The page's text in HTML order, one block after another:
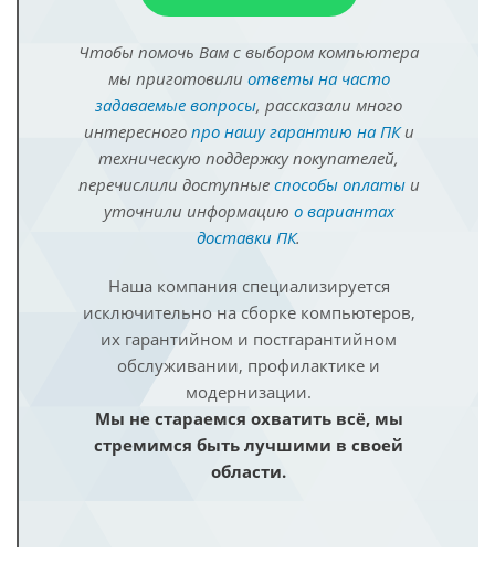
Чтобы помочь Вам с выбором компьютера
мы приготовили ответы на часто
задаваемые вопросы, рассказали много
интересного про нашу гарантию на ПКи
техническую поддержку покупателей,
перечислили доступные способы оплатыи
уточнили информацию о вариантах
доставки ПК.
Наша компания специализируется
исключительно на сборке компьютеров,
их гарантийном и постгарантийном
обслуживании, профилактике и
модернизации.
Мы не стараемся охватить всё, мы
стремимся быть лучшими в своей
области.